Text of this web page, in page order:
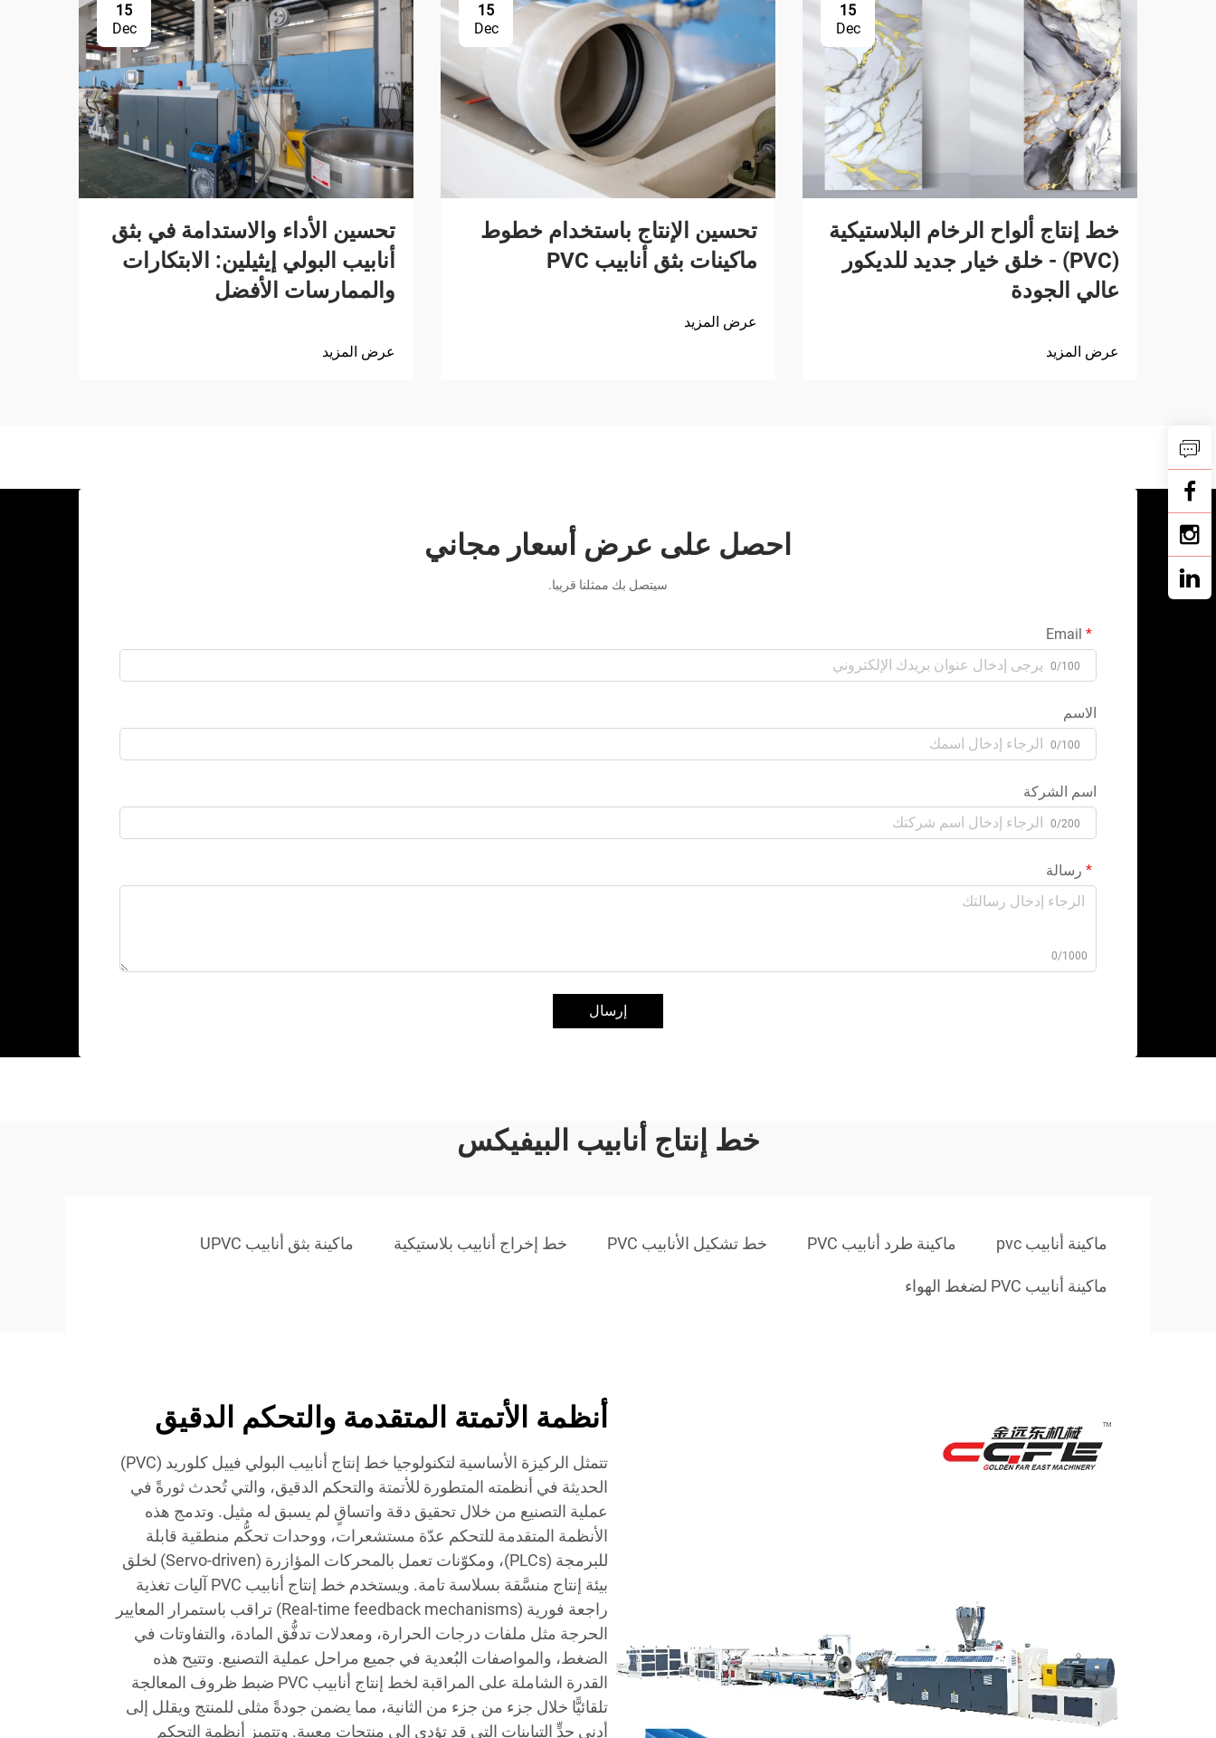
15
Dec
خط إنتاج ألواح الرخام البلاستيكية
(PVC) - خلق خيار جديد للديكور
عالي الجودة
عرض المزيد
15
Dec
تحسين الإنتاج باستخدام خطوط
ماكينات بثق أنابيب PVC
عرض المزيد
15
Dec
تحسين الأداء والاستدامة في بثق
أنابيب البولي إيثيلين: الابتكارات
والممارسات الأفضل
عرض المزيد
احصل على عرض أسعار مجاني
سيتصل بك ممثلنا قريبا.
0/100
الاسم
0/100
اسم الشركة
0/200
رسالة
0/1000
إرسال
خط إنتاج أنابيب البيفيكس
ماكينة أنابيب pvc ماكينة طرد أنابيب PVC خط تشكيل الأنابيب PVC خط إخراج أنابيب بلاستيكية ماكينة بثق أنابيب UPVC
ماكينة أنابيب PVC لضغط الهواء
أنظمة الأتمتة المتقدمة والتحكم الدقيق
تتمثل الركيزة الأساسية لتكنولوجيا خط إنتاج أنابيب البولي فييل كلوريد (PVC)
الحديثة في أنظمته المتطورة للأتمتة والتحكم الدقيق، والتي تُحدث ثورةً في
عملية التصنيع من خلال تحقيق دقة واتساقٍ لم يسبق له مثيل. وتدمج هذه
الأنظمة المتقدمة للتحكم عدّة مستشعرات، ووحدات تحكُّم منطقية قابلة
للبرمجة (PLCs)، ومكوّنات تعمل بالمحركات المؤازرة (Servo-driven) لخلق
بيئة إنتاج منسَّقة بسلاسة تامة. ويستخدم خط إنتاج أنابيب PVC آليات تغذية
راجعة فورية (Real-time feedback mechanisms) تراقب باستمرار المعايير
الحرجة مثل ملفات درجات الحرارة، ومعدلات تدفُّق المادة، والتفاوتات في
الضغط، والمواصفات البُعدية في جميع مراحل عملية التصنيع. وتتيح هذه
القدرة الشاملة على المراقبة لخط إنتاج أنابيب PVC ضبط ظروف المعالجة
تلقائيًّا خلال جزء من جزء من الثانية، مما يضمن جودةً مثلى للمنتج ويقلل إلى
أدنى حدٍّ التباينات التي قد تؤدي إلى منتجات معيبة. وتتميز أنظمة التحكم